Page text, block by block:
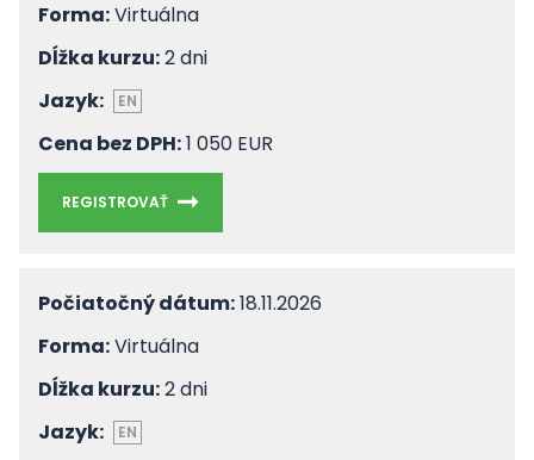
Forma:Virtuálna
Dĺžka kurzu:2 dni
Jazyk:
EN
Cena bez DPH:1 050 EUR
REGISTROVAŤ
Počiatočný dátum:18.11.2026
Forma:Virtuálna
Dĺžka kurzu:2 dni
Jazyk:
EN